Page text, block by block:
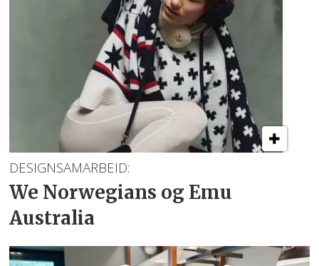
DESIGNSAMARBEID:
We Norwegians og Emu
Australia